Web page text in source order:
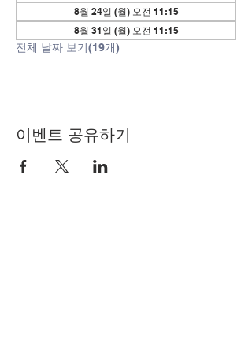
8월 24일 (월) 오전 11:15
8월 31일 (월) 오전 11:15
전체 날짜 보기(19개)
이벤트 공유하기